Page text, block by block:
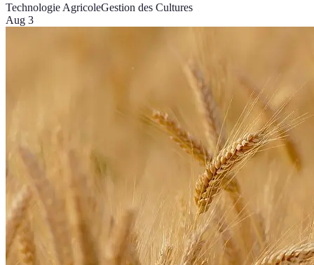
Technologie AgricoleGestion des Cultures
Aug 3